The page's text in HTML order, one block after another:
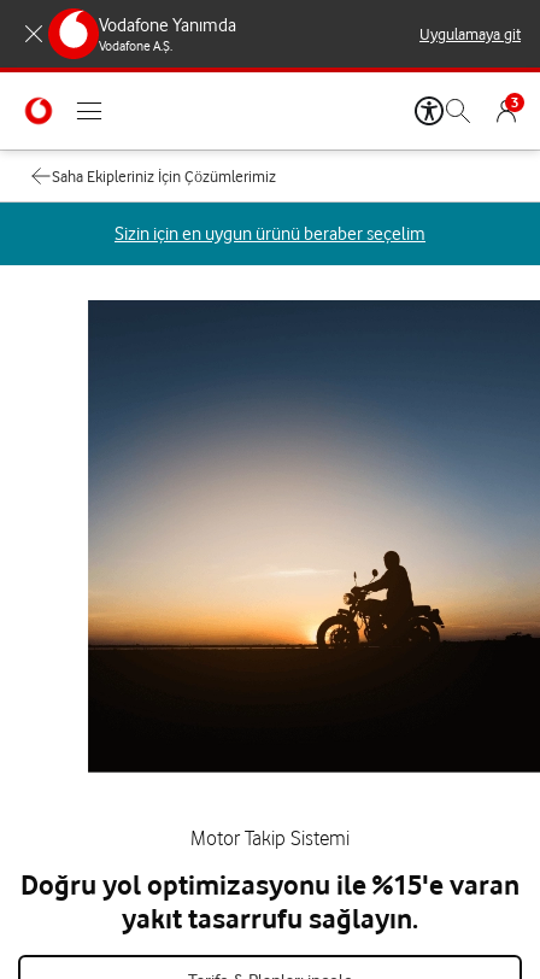
Vodafone Yanımda
Vodafone A.Ş.
Uygulamaya git
3
Saha Ekipleriniz İçin Çözümlerimiz
Motor Takip Sistemi
Doğru yol optimizasyonu ile %15'e varan
yakıt tasarrufu sağlayın.
Sizin için en uygun ürünü beraber seçelim